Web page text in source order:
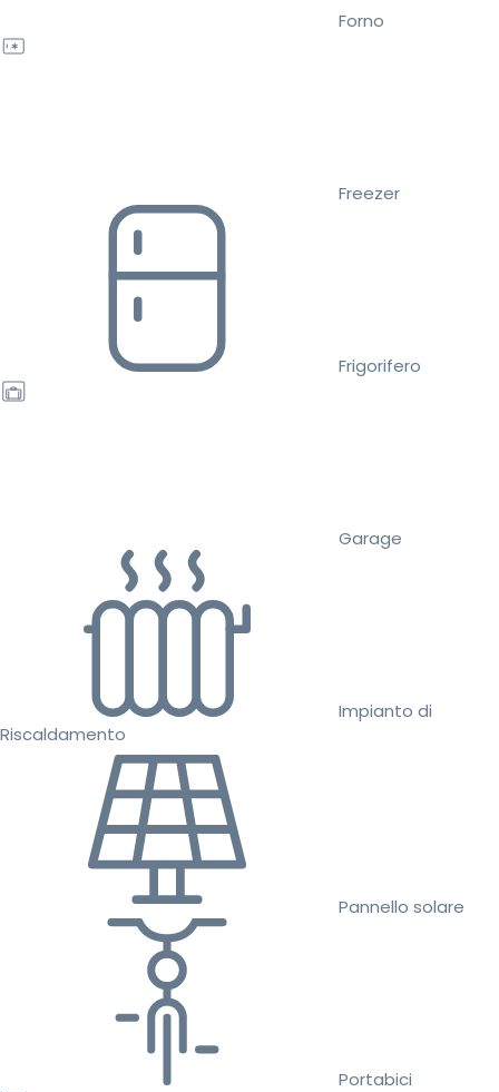
Forno
Freezer
Frigorifero
Garage
Impianto di
Riscaldamento
Pannello solare
Portabici